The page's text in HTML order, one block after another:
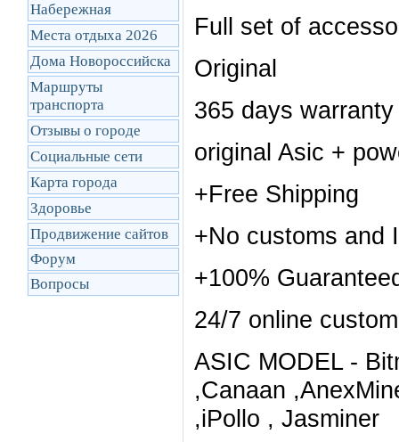
Набережная
Места отдыха 2026
Дома Новороссийска
Маршруты
транcпорта
Отзывы о городе
Социальные сети
Карта города
Здоровье
Продвижение сайтов
Форум
Вопросы
Full set of
Original
365 days warranty
original Asic +
+Free Shipping
+No customs and
+100%
24/7 online
ASIC MODEL -
,Canaan
,iPollo , Jasminer